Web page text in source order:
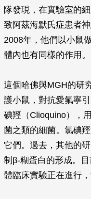
隊發現，在實驗室的
致阿茲海默氏症患者
2008年，他們以小鼠
體內也有同樣的作用。
這個哈佛與MGH的研
護小鼠，對抗愛氟寧
碘羥（Clioquino），
菌之類的細菌。氯碘
它們。過去，其他的
制 β-糊蛋白的形成。
體臨床實驗正在進行